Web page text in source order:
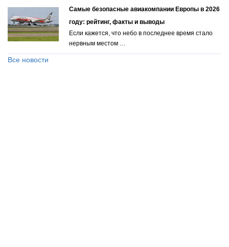
Самые безопасные авиакомпании Европы в 2026
году: рейтинг, факты и выводы
Если кажется, что небо в последнее время стало
нервным местом …
Все новости